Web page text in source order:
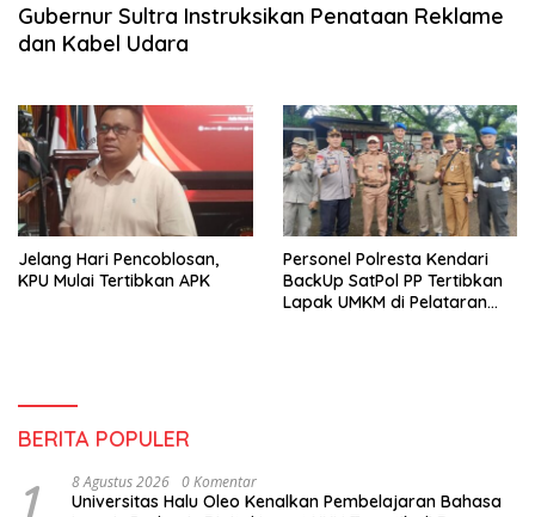
Gubernur Sultra Instruksikan Penataan Reklame
dan Kabel Udara
Jelang Hari Pencoblosan,
KPU Mulai Tertibkan APK
Personel Polresta Kendari
BackUp SatPol PP Tertibkan
Lapak UMKM di Pelataran
BERITA POPULER
1 8 Agustus 2026 0 Komentar
Universitas Halu Oleo Kenalkan Pembelajaran Bahasa